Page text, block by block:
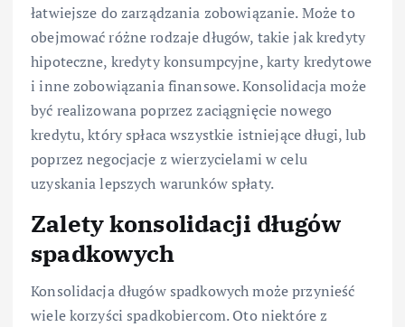
łatwiejsze do zarządzania zobowiązanie. Może to
obejmować różne rodzaje długów, takie jak kredyty
hipoteczne, kredyty konsumpcyjne, karty kredytowe
i inne zobowiązania finansowe. Konsolidacja może
być realizowana poprzez zaciągnięcie nowego
kredytu, który spłaca wszystkie istniejące długi, lub
poprzez negocjacje z wierzycielami w celu
uzyskania lepszych warunków spłaty.
Zalety konsolidacji długów
spadkowych
Konsolidacja długów spadkowych może przynieść
wiele korzyści spadkobiercom. Oto niektóre z